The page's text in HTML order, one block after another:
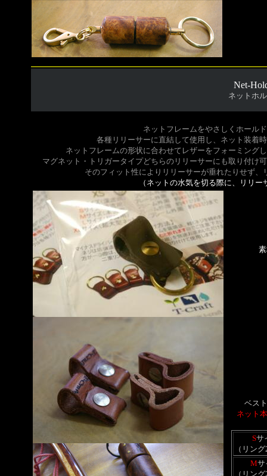
Net-
ネットホ
ネットフレームをやさしくホール
各種リリーサーに直結して使用し、ネット装着
ネットフレームの形状に合わせてレザーをフォーミング
マグネット・トリガータイプどちらのリリーサーにも取り付け
そのフィット性によりリリーサーが垂れたりせず
（ネットの水気を切る際に、リリ
ベス
ネット
Sサ
（リン
Mサ
（リン